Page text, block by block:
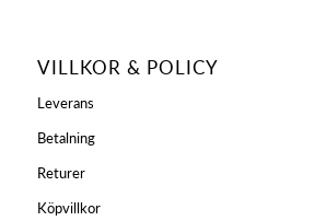
VILLKOR & POLICY
Leverans
Betalning
Returer
Köpvillkor